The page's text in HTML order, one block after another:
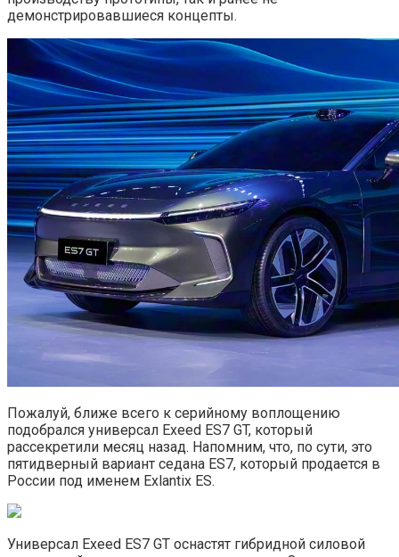
демонстрировавшиеся концепты.
Пожалуй, ближе всего к серийному воплощению
подобрался универсал Exeed ES7 GT, который
рассекретили месяц назад. Напомним, что, по сути, это
пятидверный вариант седана ES7, который продается в
России под именем Exlantix ES.
Универсал Exeed ES7 GT оснастят гибридной силовой